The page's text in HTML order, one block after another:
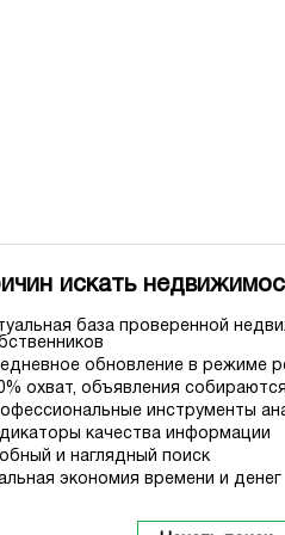
искать
база проверенной
обновление в режиме
охват, объявления
инструменты
качества информации
и наглядный поиск
экономия времени и денег